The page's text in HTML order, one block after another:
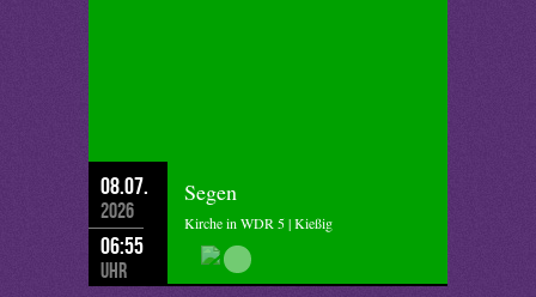
08.07.
2026
06:55
Uhr
Segen
Kirche in WDR 5 | Kießig